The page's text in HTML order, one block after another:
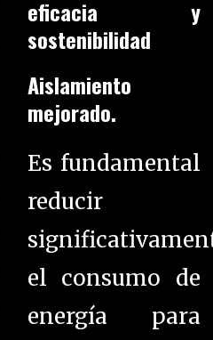
eficacia y
sostenibilidad
Aislamiento
mejorado.
Es fundamental
reducir
el consumo de
energía para